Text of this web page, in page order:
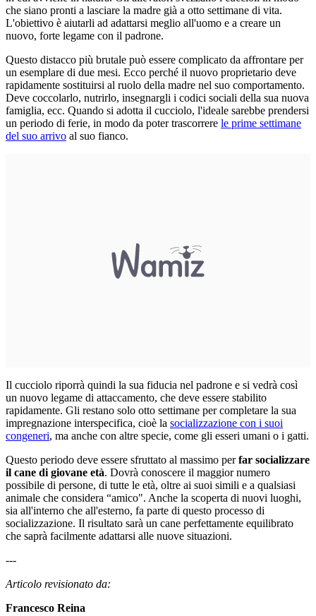
che siano pronti a lasciare la madre già a otto settimane di vita.
L'obiettivo è aiutarli ad adattarsi meglio all'uomo e a creare un
nuovo, forte legame con il padrone.
Questo distacco più brutale può essere complicato da affrontare per
un esemplare di due mesi. Ecco perché il nuovo proprietario deve
rapidamente sostituirsi al ruolo della madre nel suo comportamento.
Deve coccolarlo, nutrirlo, insegnargli i codici sociali della sua nuova
famiglia, ecc. Quando si adotta il cucciolo, l'ideale sarebbe prendersi
un periodo di ferie, in modo da poter trascorrere le prime settimane
del suo arrivo al suo fianco.
Il cucciolo riporrà quindi la sua fiducia nel padrone e si vedrà così
un nuovo legame di attaccamento, che deve essere stabilito
rapidamente. Gli restano solo otto settimane per completare la sua
impregnazione interspecifica, cioè la socializzazione con i suoi
congeneri, ma anche con altre specie, come gli esseri umani o i gatti.
Questo periodo deve essere sfruttato al massimo perfar socializzare
il cane di giovane età. Dovrà conoscere il maggior numero
possibile di persone, di tutte le età, oltre ai suoi simili e a qualsiasi
animale che considera “amico". Anche la scoperta di nuovi luoghi,
sia all'interno che all'esterno, fa parte di questo processo di
socializzazione. Il risultato sarà un cane perfettamente equilibrato
che saprà facilmente adattarsi alle nuove situazioni.
---
Articolo revisionato da:
Francesco Reina